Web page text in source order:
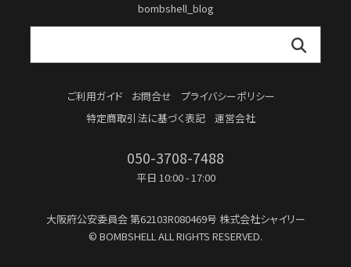
bombshell_blog
ご利用ガイド お問合せ
プライバシーポリシー
特定商取引法に基づく表記
運営会社
050-3708-7488
平日 10:00 - 17:00
大阪府公安委員会第62103R080469号 株式会社シャイリー
© BOMBSHELL ALL RIGHTS RESERVED.